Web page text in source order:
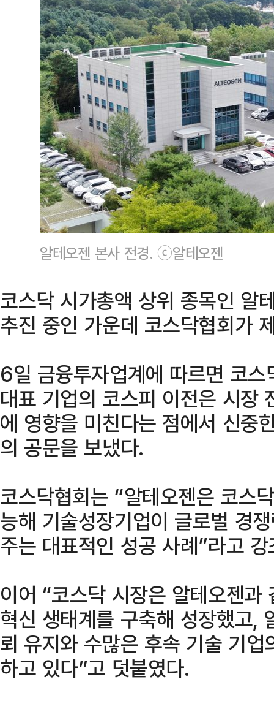
알테오젠 본사 전경. ⓒ알테오젠
코스닥 시가총액 상위 종목인 알
추진 중인 가운데 코스닥협회가
6일 금융투자업계에 따르면 코
대표 기업의 코스피 이전은 시장
에 영향을 미친다는 점에서 신중
의 공문을 보냈다.
코스닥협회는 “알테오젠은 코스
능해 기술성장기업이 글로벌 경
주는 대표적인 성공 사례”라고
이어 “코스닥 시장은 알테오젠
혁신 생태계를 구축해 성장했고,
뢰 유지와 수많은 후속 기술 기
하고 있다”고 덧붙였다.